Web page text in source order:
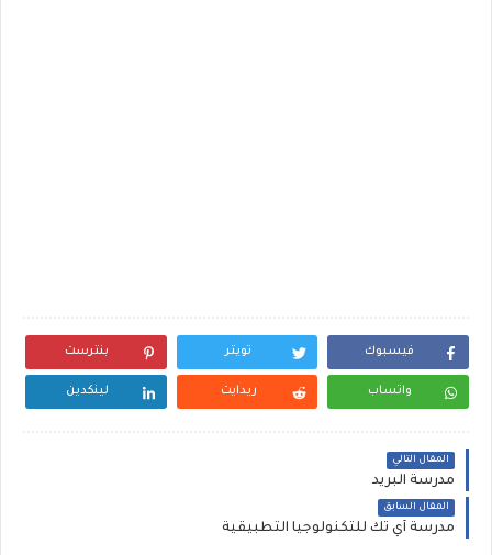
فيسبوك تويتر بنترست
واتساب ريدايت لينكدين
المقال التالي
مدرسة البريد
المقال السابق
مدرسة أي تك للتكنولوجيا التطبيقية